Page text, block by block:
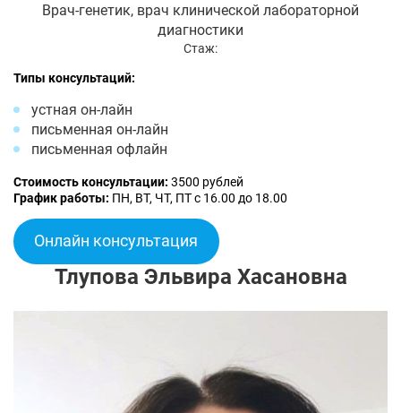
Врач-генетик, врач клинической лабораторной
диагностики
Стаж:
Типы консультаций:
устная он-лайн
письменная он-лайн
письменная офлайн
Стоимость консультации: 3500 рублей
График работы: ПН, ВТ, ЧТ, ПТ с 16.00 до 18.00
Онлайн консультация
Тлупова Эльвира Хасановна